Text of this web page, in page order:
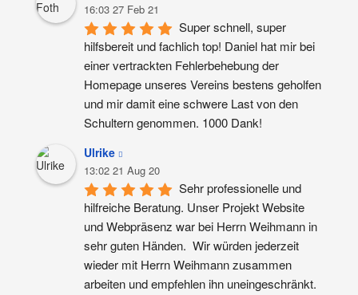
16:03 27 Feb 21
Super schnell, super
hilfsbereit und fachlich top! Daniel hat mir bei
einer vertrackten Fehlerbehebung der
Homepage unseres Vereins bestens geholfen
und mir damit eine schwere Last von den
Schultern genommen. 1000 Dank!
Ulrike
13:02 21 Aug 20
Sehr professionelle und
hilfreiche Beratung. Unser Projekt Website
und Webpräsenz war bei Herrn Weihmann in
sehr guten Händen.  Wir würden jederzeit
wieder mit Herrn Weihmann zusammen
arbeiten und empfehlen ihn uneingeschränkt.